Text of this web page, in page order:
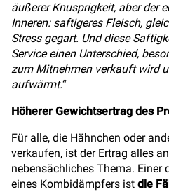
äußerer Knusprigkeit, aber der
Inneren: saftigeres Fleisch,
Stress gegart. Und diese
Service einen Unterschied,
zum Mitnehmen verkauft wird
aufwärmt.“
Höherer Gewichtsertrag des
Für alle, die Hähnchen oder
verkaufen, ist der Ertrag alles
nebensächliches Thema. Einer
eines Kombidämpfers ist die